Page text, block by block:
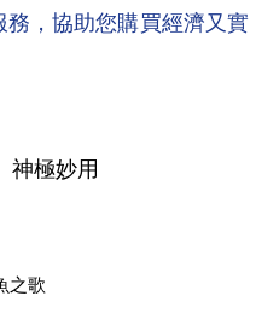
務，協助您購買經濟又實
極妙用
之歌